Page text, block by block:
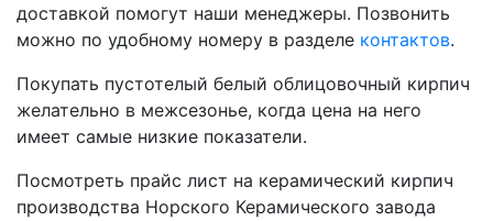
доставкой помогут наши менеджеры. Позвонить
можно по удобному номеру в разделе контактов.
Покупать пустотелый белый облицовочный кирпич
желательно в межсезонье, когда цена на него
имеет самые низкие показатели.
Посмотреть прайс лист на керамический кирпич
производства Норского Керамического завода